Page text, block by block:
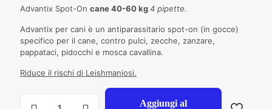
Advantix Spot-On cane 40-60 kg4 pipette.
Advantix per cani è un antiparassitario spot-on (in gocce)
specifico per il cane, contro pulci, zecche, zanzare,
pappataci, pidocchi e mosca cavallina.
Riduce il rischi di Leishmaniosi.
Aggiungi al